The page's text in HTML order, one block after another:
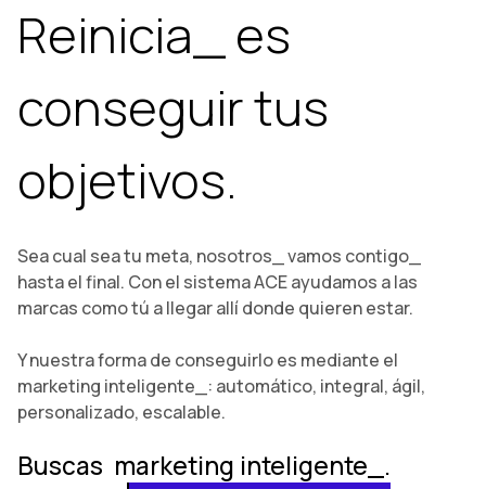
Reinicia_ es
conseguir tus
objetivos.
Sea cual sea tu meta, nosotros_ vamos contigo_
hasta el final. Con el sistema ACE ayudamos a las
marcas como tú a llegar allí donde quieren estar.
Y nuestra forma de conseguirlo es mediante el
marketing inteligente_: automático, integral, ágil,
personalizado, escalable.
Buscas marketing inteligente_.